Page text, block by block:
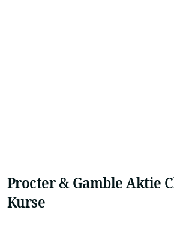
Procter & Gamble Aktie
Kurse